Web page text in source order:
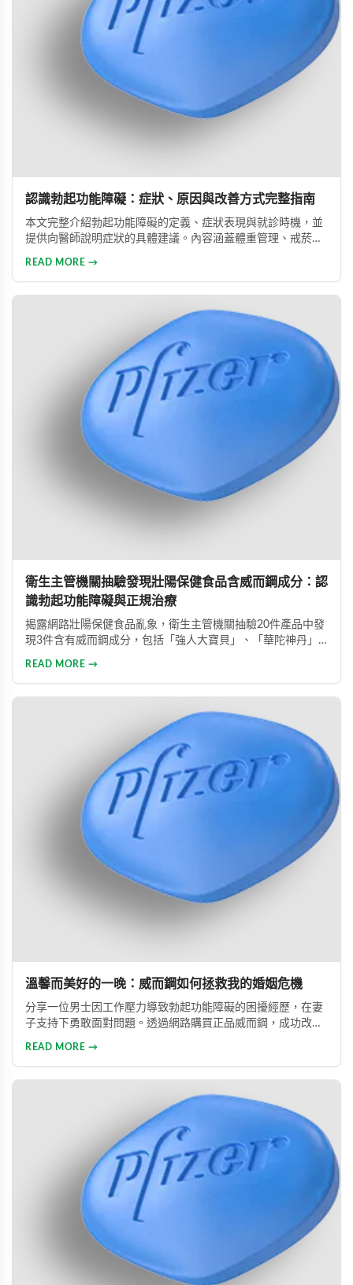
認識勃起功能障礙：症狀、原因與改善方式完整指南
本文完整介紹勃起功能障礙的定義、症狀表現與就診時機，並
提供向醫師說明症狀的具體建議。內容涵蓋體重管理、戒菸限
勇敢面對並積極治療，重拾自信與美滿的性生活。
READ MORE →
衛生主管機關抽驗發現壯陽保健食品含威而鋼成分：認
識勃起功能障礙與正規治療
揭露網路壯陽保健食品亂象，衛生主管機關抽驗20件產品中發
現3件含有威而鋼成分，包括「強人大寶貝」、「華陀神丹」
療方式，呼籲患者應勇敢尋求專業醫療協助。
READ MORE →
溫馨而美好的一晚：威而鋼如何拯救我的婚姻危機
分享一位男士因工作壓力導致勃起功能障礙的困擾經歷，在妻
子支持下勇敢面對問題。透過網路購買正品威而鋼，成功改善
READ MORE →